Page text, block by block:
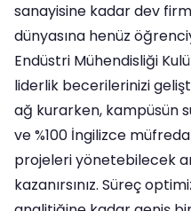
sanayisine kadar dev
dünyasına henüz
Endüstri Mühendisliği
liderlik becerilerinizi
ağ kurarken, kampüsün
ve %100 İngilizce
projeleri yönetebilecek
kazanırsınız. Süreç